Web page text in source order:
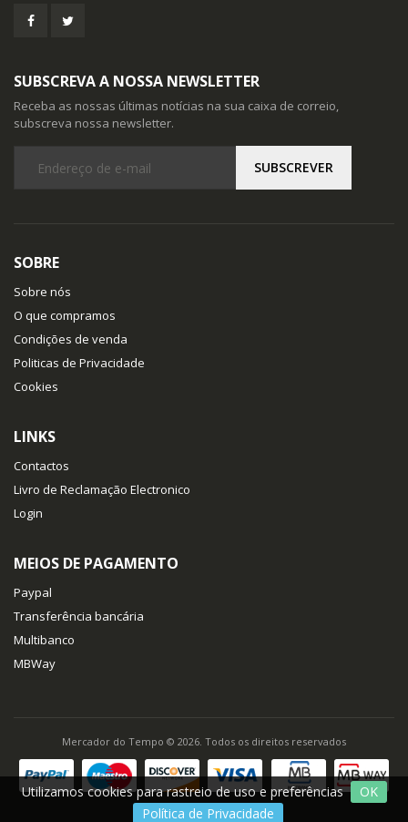
Utilizamos cookies para rastreio de uso e preferências
OK
Política de Privacidade
SUBSCREVA A NOSSA NEWSLETTER
Receba as nossas últimas notícias na sua caixa de correio,
subscreva nossa newsletter.
SOBRE
Sobre nós
O que compramos
Condições de venda
Politicas de Privacidade
Cookies
LINKS
Contactos
Livro de Reclamação Electronico
Login
MEIOS DE PAGAMENTO
Paypal
Transferência bancária
Multibanco
MBWay
Mercador do Tempo © 2026. Todos os direitos reservados